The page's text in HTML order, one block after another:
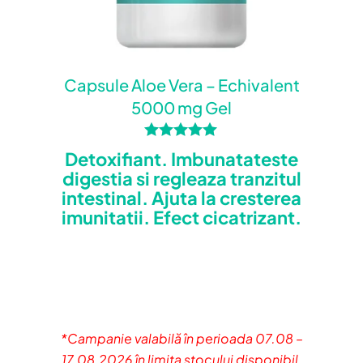
Nume
Salvează-mi numele, emailul și site-ul
web în acest navigator pentru data
viitoare când o să comentez.
Capsule Aloe Vera – Echivalent
5000 mg Gel
Evaluat la
5.00
din 5
Detoxifiant. Imbunatateste
digestia si regleaza tranzitul
intestinal. Ajuta la cresterea
imunitatii. Efect cicatrizant.
*Campanie valabilă în perioada 07.08 –
17.08.2026 în limita stocului disponibil.